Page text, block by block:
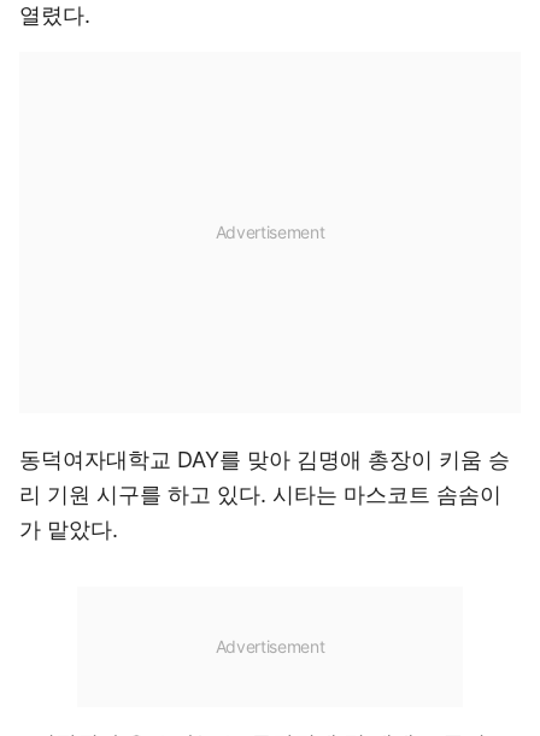
열렸다.
동덕여자대학교 DAY를 맞아 김명애 총장이 키움 승
리 기원 시구를 하고 있다. 시타는 마스코트 솜솜이
가 맡았다.